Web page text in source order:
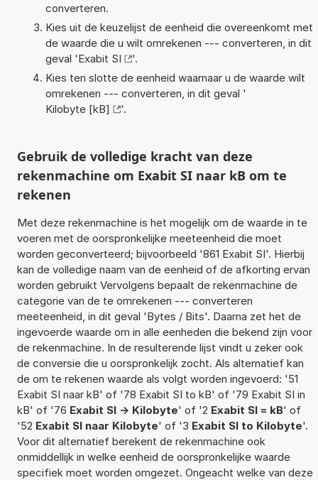
converteren.
Kies uit de keuzelijst de eenheid die overeenkomt met
de waarde die u wilt omrekenen --- converteren, in dit
geval 'Exabit SI
'.
Kies ten slotte de eenheid waarnaar u de waarde wilt
omrekenen --- converteren, in dit geval '
Kilobyte [kB]
'.
Gebruik de volledige kracht van deze
rekenmachine om Exabit SI naar kB om te
rekenen
Met deze rekenmachine is het mogelijk om de waarde in te
voeren met de oorspronkelijke meeteenheid die moet
worden geconverteerd; bijvoorbeeld '861 Exabit SI'. Hierbij
kan de volledige naam van de eenheid of de afkorting ervan
worden gebruikt Vervolgens bepaalt de rekenmachine de
categorie van de te omrekenen --- converteren
meeteenheid, in dit geval 'Bytes / Bits'. Daarna zet het de
ingevoerde waarde om in alle eenheden die bekend zijn voor
de rekenmachine. In de resulterende lijst vindt u zeker ook
de conversie die u oorspronkelijk zocht. Als alternatief kan
de om te rekenen waarde als volgt worden ingevoerd: '51
Exabit SI naar kB' of '78 Exabit SI to kB' of '79 Exabit SI in
kB' of '76 Exabit SI -> Kilobyte' of '2 Exabit SI = kB' of
'52 Exabit SI naar Kilobyte' of '3 Exabit SI to Kilobyte'.
Voor dit alternatief berekent de rekenmachine ook
onmiddellijk in welke eenheid de oorspronkelijke waarde
specifiek moet worden omgezet. Ongeacht welke van deze